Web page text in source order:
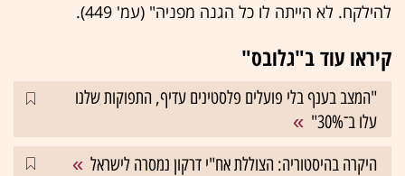
להילקח. לא הייתה לו כל הגנה מפניה" (עמ' 449).
קיראו עוד ב"גלובס"
"המצב בענף בלי פועלים פלסטינים עדיף, התפוקות שלנו
עלו ב־30%"
היקרה בהיסטוריה: הצוללת אח"י דרקון נמסרה לישראל